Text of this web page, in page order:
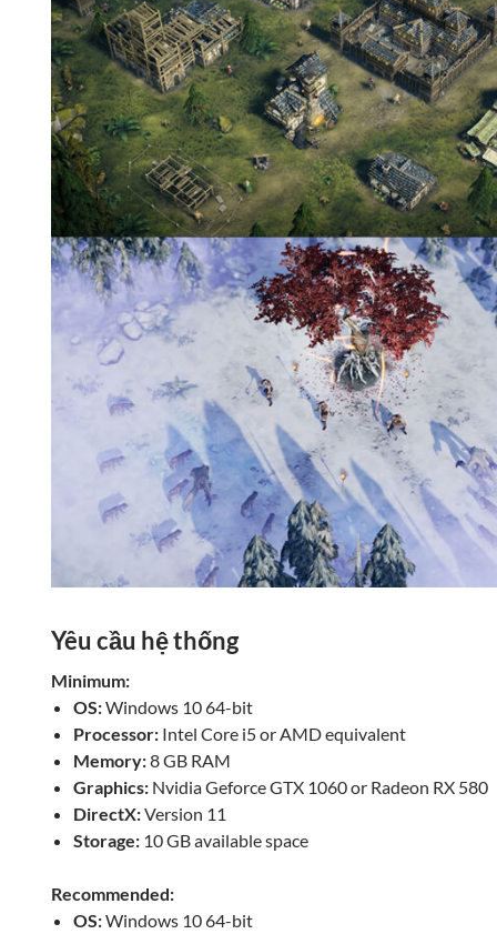
Yêu cầu hệ thống
Minimum:
OS:Windows 10 64-bit
Processor: Intel Core i5 or AMD equivalent
Memory:8 GB RAM
Graphics: Nvidia Geforce GTX 1060 or Radeon RX 580
DirectX:Version 11
Storage: 10 GB available space
Recommended:
OS:Windows 10 64-bit